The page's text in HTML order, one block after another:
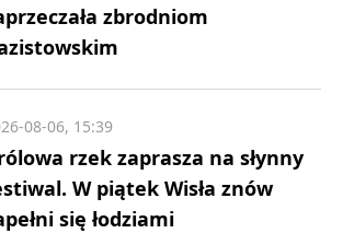
zbrodniom
rzek zaprasza na słynny
W piątek Wisła znów
się łodziami
08-06, 15:39